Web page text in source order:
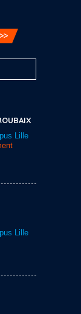
Lille
Lille